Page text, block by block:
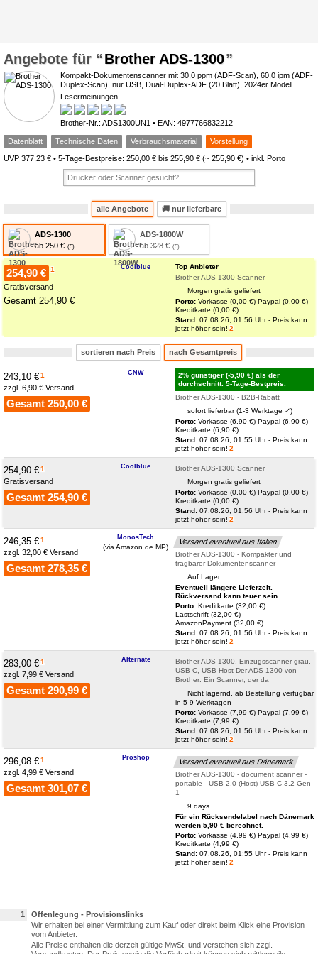
Brother ADS-1300
Kompakt-Dokumentenscanner mit 30,0 ppm (ADF-Scan), 60,0 ipm (ADF-
Duplex-Scan), nur USB, Dual-Duplex-ADF (20 Blatt), 2024er Modell
Lesermeinungen
Brother-Nr.: ADS1300UN1 • EAN: 4977766832212
Datenblatt Technische Daten Verbrauchsmaterial
Vorstellung
UVP 377,23 € • 5-Tage-Bestpreise: 250,00 € bis 255,90 € (~ 255,90 €) • inkl. Porto
alle Angebote 🚚 nur lieferbare
ADS-1300
ab 250 €
ADS-1800W
ab 328 €
254,90 € 1
Gratisversand
Gesamt 254,90 €
Coolblue
Top Anbieter
Brother ADS-1300 Scanner
Morgen gratis geliefert
Porto: Vorkasse (0,00 €) Paypal (0,00 €)
Kreditkarte (0,00 €)
Stand: 07.08.26, 01:56 Uhr - Preis kann
jetzt höher sein! 2
sortieren nach Preis nach Gesamtpreis
243,10 €1
zzgl. 6,90 € Versand
Gesamt 250,00 €
CNW
2% günstiger (-5,90 €) als der
durchschnitt. 5-Tage-Bestpreis.
Brother ADS-1300 - B2B-Rabatt
sofort lieferbar (1-3 Werktage ✓)
Porto: Vorkasse (6,90 €) Paypal (6,90 €)
Kreditkarte (6,90 €)
Stand: 07.08.26, 01:55 Uhr - Preis kann
jetzt höher sein! 2
254,90 €1
Gratisversand
Gesamt 254,90 €
Coolblue
Brother ADS-1300 Scanner
Morgen gratis geliefert
Porto: Vorkasse (0,00 €) Paypal (0,00 €)
Kreditkarte (0,00 €)
Stand: 07.08.26, 01:56 Uhr - Preis kann
jetzt höher sein! 2
246,35 €1
zzgl. 32,00 € Versand
Gesamt 278,35 €
MonosTech
(via Amazon.de MP)
Versand eventuell aus Italien
Brother ADS-1300 - Kompakter und
tragbarer Dokumentenscanner
Auf Lager
Eventuell längere Lieferzeit.
Rückversand kann teuer sein.
Porto: Kreditkarte (32,00 €)
Lastschrift (32,00 €)
AmazonPayment (32,00 €)
Stand: 07.08.26, 01:56 Uhr - Preis kann
jetzt höher sein! 2
283,00 €1
zzgl. 7,99 € Versand
Gesamt 290,99 €
Alternate
Brother ADS-1300, Einzugsscanner grau,
USB-C, USB Host Der ADS-1300 von
Brother: Ein Scanner, der da
Nicht lagernd, ab Bestellung verfügbar
in 5-9 Werktagen
Porto: Vorkasse (7,99 €) Paypal (7,99 €)
Kreditkarte (7,99 €)
Stand: 07.08.26, 01:56 Uhr - Preis kann
jetzt höher sein! 2
296,08 €1
zzgl. 4,99 € Versand
Gesamt 301,07 €
Proshop Versand eventuell aus Dänemark
Brother ADS-1300 - document scanner -
portable - USB 2.0 (Host) USB-C 3.2 Gen
1
9 days
Für ein Rücksendelabel nach Dänemark
werden 5,90 € berechnet.
Porto: Vorkasse (4,99 €) Paypal (4,99 €)
Kreditkarte (4,99 €)
Stand: 07.08.26, 01:55 Uhr - Preis kann
jetzt höher sein! 2
1
Offenlegung - Provisionslinks
Wir erhalten bei einer Vermittlung zum Kauf oder direkt beim Klick eine Provision
vom Anbieter.
Alle Preise enthalten die derzeit gültige MwSt. und verstehen sich zzgl.